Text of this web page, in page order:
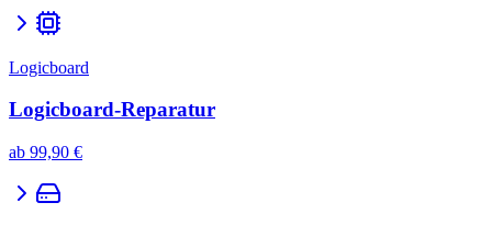
Logicboard
Logicboard-Reparatur
ab 99,90 €